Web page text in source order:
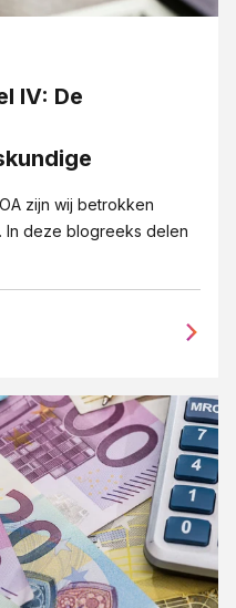
IV: De
zijn wij betrokken
In deze blogreeks delen